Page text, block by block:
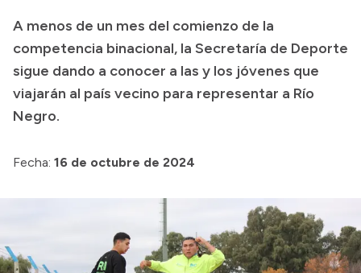
Geografía
Invertí en Río Negro
Presupuesto
Boletín Oficial
Consulta de expedientes
A menos de un mes del comienzo de la
competencia binacional, la Secretaría de Deporte
sigue dando a conocer a las y los jóvenes que
viajarán al país vecino para representar a Río
Negro.
Fecha: 16 de octubre de 2024